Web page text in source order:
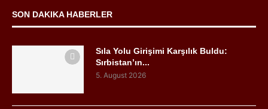
SON DAKIKA HABERLER
Sıla Yolu Girişimi Karşılık Buldu:
Sırbistan’ın...
5. August 2026